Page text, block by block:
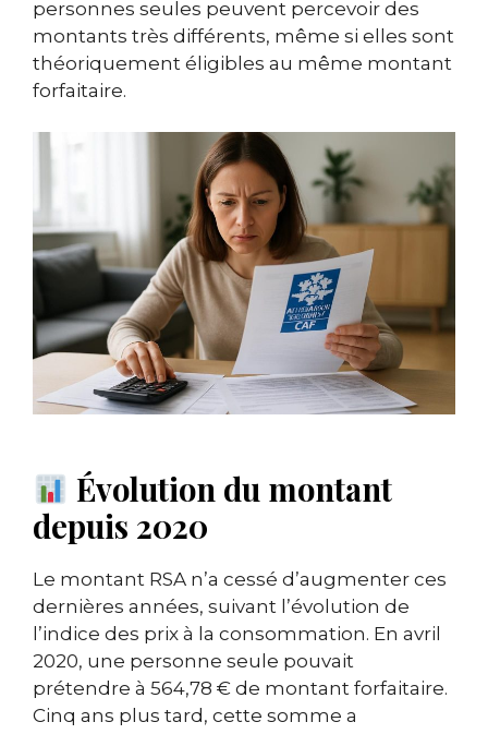
personnes seules peuvent percevoir des
montants très différents, même si elles sont
théoriquement éligibles au même montant
forfaitaire.
Évolution du montant
depuis 2020
Le montant RSA n’a cessé d’augmenter ces
dernières années, suivant l’évolution de
l’indice des prix à la consommation. En avril
2020, une personne seule pouvait
prétendre à 564,78 € de montant forfaitaire.
Cinq ans plus tard, cette somme a